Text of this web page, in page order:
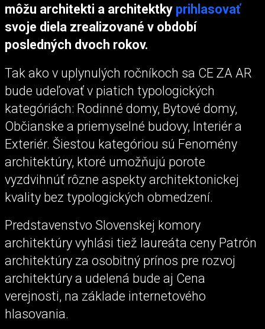
môžu architekti a architektky prihlasovať
svoje diela zrealizované v období
posledných dvoch rokov.
Tak ako v uplynulých ročníkoch sa CE ZA AR
bude udeľovať v piatich typologických
kategóriách: Rodinné domy, Bytové domy,
Občianske a priemyselné budovy, Interiér a
Exteriér. Šiestou kategóriou sú Fenomény
architektúry, ktoré umožňujú porote
vyzdvihnúť rôzne aspekty architektonickej
kvality bez typologických obmedzení.
Predstavenstvo Slovenskej komory
architektúry vyhlási tiež laureáta ceny Patrón
architektúry za osobitný prínos pre rozvoj
architektúry a udelená bude aj Cena
verejnosti, na základe internetového
hlasovania.